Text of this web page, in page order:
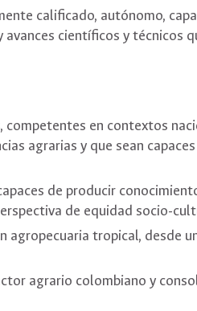
calificado, autónomo,
científicos y técnicos
competentes en contextos
agrarias y que sean
de producir
de equidad socio-
agropecuaria tropical, desde
agrario colombiano y